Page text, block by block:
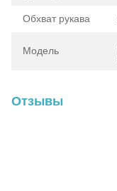
Обхват рукава
Модель
Отзывы